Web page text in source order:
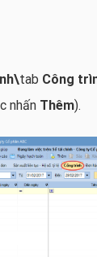
tab Công
nhấn Thêm).